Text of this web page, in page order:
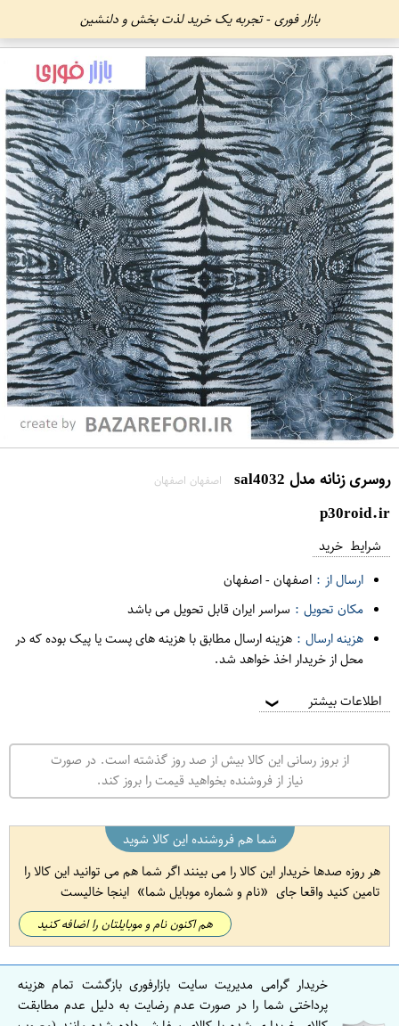
بازار فوری - تجربه یک خرید لذت بخش و دلنشین
روسری زنانه مدل sal4032 اصفهان اصفهان
p30roid.ir
شرایط خرید
ارسال از : اصفهان-اصفهان
مکان تحویل : سراسر ایران قابل تحویل می باشد
هزینه ارسال : هزینه ارسال مطابق با هزینه های پست یا پیک بوده که در
محل از خریدار اخذ خواهد شد.
اطلاعات بیشتر ❯
از بروز رسانی این کالا بیش از صد روز گذشته است. در صورت
نیاز از فروشنده بخواهید قیمت را بروز کند.
شما هم فروشنده این کالا شوید
هر روزه صدها خریدار این کالا را می بینند اگر شما هم می توانید این کالا را
تامین کنید واقعا جای
نام و شماره موبایل شما اینجا خالیست
هم اکنون نام و موبایلتان را اضافه کنید
خریدار گرامی مدیریت سایت بازارفوری بازگشت تمام هزینه
پرداختی شما را در صورت عدم رضایت به دلیل عدم مطابقت